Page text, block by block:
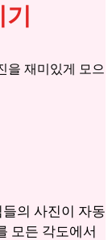
을 재미있게 모으
의 사진이 자동
모든 각도에서